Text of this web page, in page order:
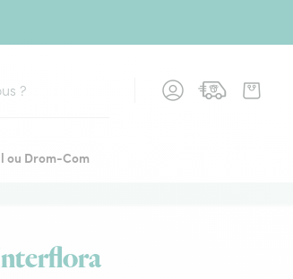
ou Drom-Com